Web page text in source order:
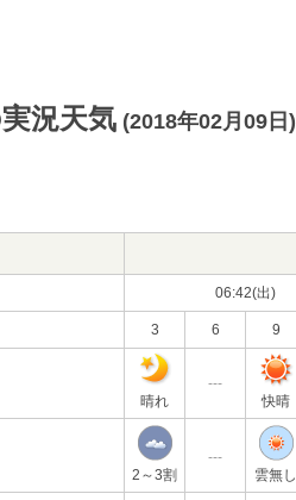
況天気 (2018年02月09日)
06:42(出)
3 6 9
晴れ
---
快晴
2～3割
---
雲無し